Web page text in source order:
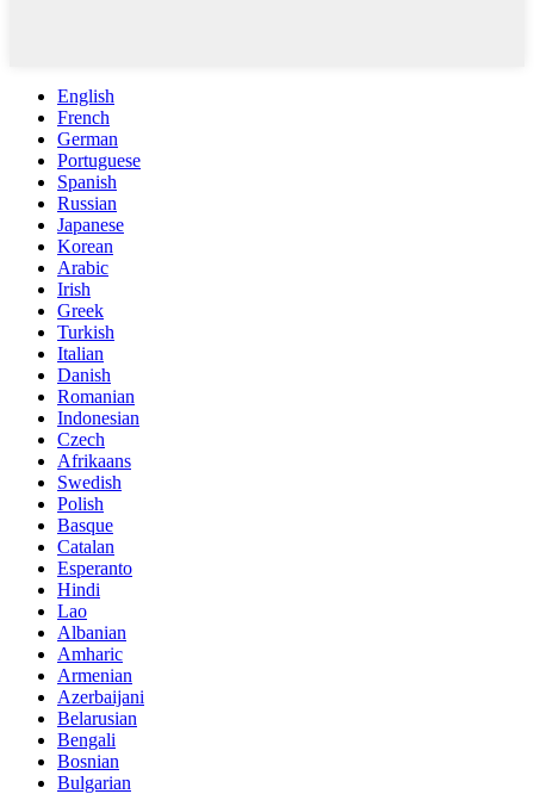
English
French
German
Portuguese
Spanish
Russian
Japanese
Korean
Arabic
Irish
Greek
Turkish
Italian
Danish
Romanian
Indonesian
Czech
Afrikaans
Swedish
Polish
Basque
Catalan
Esperanto
Hindi
Lao
Albanian
Amharic
Armenian
Azerbaijani
Belarusian
Bengali
Bosnian
Bulgarian